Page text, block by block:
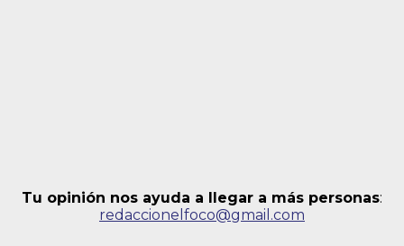
Tu opinión nos ayuda a llegar a más personas:
redaccionelfoco@gmail.com